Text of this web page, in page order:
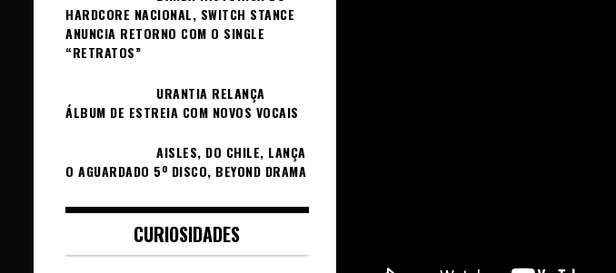
HARDCORE NACIONAL, SWITCH STANCE
ANUNCIA RETORNO COM O SINGLE
“RETRATOS”
URANTIA RELANÇA
ÁLBUM DE ESTREIA COM NOVOS VOCAIS
AISLES, DO CHILE, LANÇA
O AGUARDADO 5º DISCO, BEYOND DRAMA
CURIOSIDADES